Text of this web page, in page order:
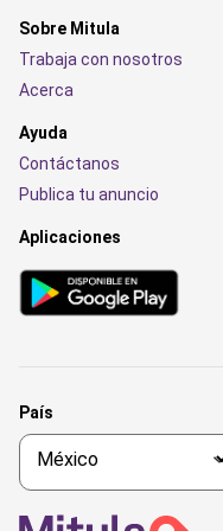
Sobre Mitula
Trabaja con nosotros
Acerca
Ayuda
Contáctanos
Publica tu anuncio
Aplicaciones
País